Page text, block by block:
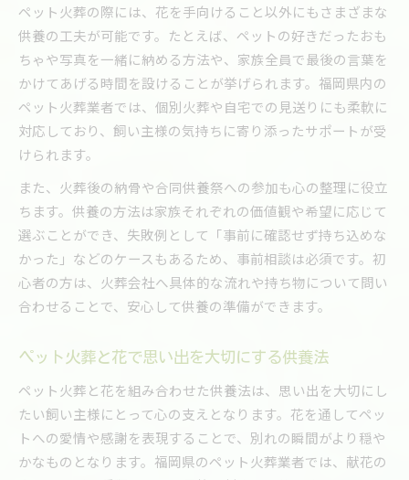
ペット火葬の際には、花を手向けること以外にもさまざまな
供養の工夫が可能です。たとえば、ペットの好きだったおも
ちゃや写真を一緒に納める方法や、家族全員で最後の言葉を
かけてあげる時間を設けることが挙げられます。福岡県内の
ペット火葬業者では、個別火葬や自宅での見送りにも柔軟に
対応しており、飼い主様の気持ちに寄り添ったサポートが受
けられます。
また、火葬後の納骨や合同供養祭への参加も心の整理に役立
ちます。供養の方法は家族それぞれの価値観や希望に応じて
選ぶことができ、失敗例として「事前に確認せず持ち込めな
かった」などのケースもあるため、事前相談は必須です。初
心者の方は、火葬会社へ具体的な流れや持ち物について問い
合わせることで、安心して供養の準備ができます。
ペット火葬と花で思い出を大切にする供養法
ペット火葬と花を組み合わせた供養法は、思い出を大切にし
たい飼い主様にとって心の支えとなります。花を通してペッ
トへの愛情や感謝を表現することで、別れの瞬間がより穏や
かなものとなります。福岡県のペット火葬業者では、献花の